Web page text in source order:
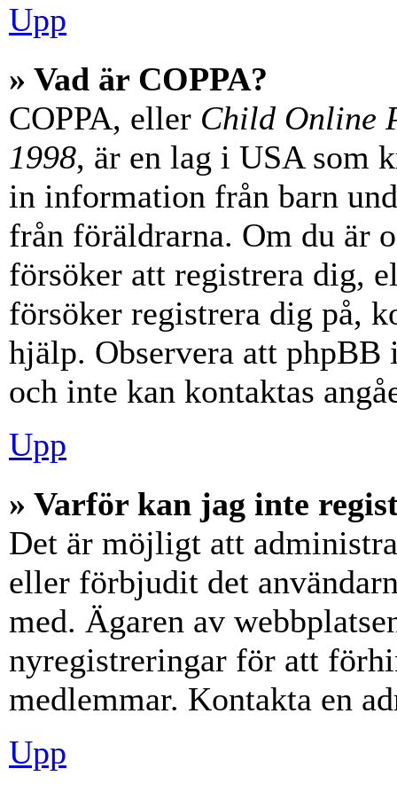
Upp
» Vad är COPPA?
COPPA, eller Child Online
1998, är en lag i USA som
in information från barn
från föräldrarna. Om du är
försöker att registrera dig,
försöker registrera dig på,
hjälp. Observera att
och inte kan kontaktas
Upp
» Varför kan jag inte
Det är möjligt att
eller förbjudit det
med. Ägaren av
nyregistreringar för att
medlemmar. Kontakta en
Upp